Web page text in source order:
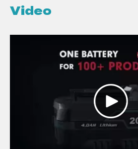
Video